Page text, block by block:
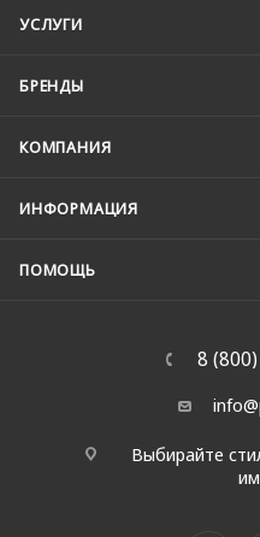
УСЛУГИ
БРЕНДЫ
КОМПАНИЯ
ИНФОРМАЦИЯ
ПОМОЩЬ
8
Выбирайте